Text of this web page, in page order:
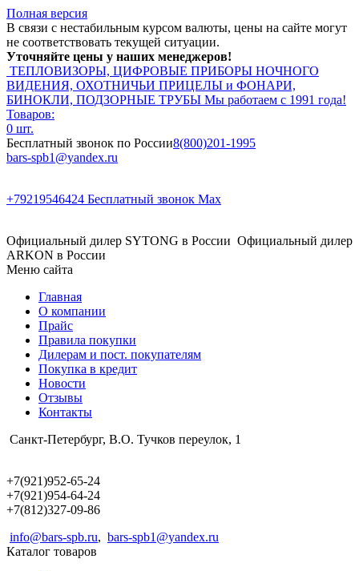
Полная версия
В связи с нестабильным курсом валюты, цены на сайте могут
не соответствовать текущей ситуации.
Уточняйте цены у наших менеджеров!
ТЕПЛОВИЗОРЫ, ЦИФРОВЫЕ ПРИБОРЫ НОЧНОГО
ВИДЕНИЯ, ОХОТНИЧЬИ ПРИЦЕЛЫ и ФОНАРИ,
БИНОКЛИ, ПОДЗОРНЫЕ ТРУБЫ Мы работаем с 1991 года!
Товаров:
0 шт.
Бесплатный звонок по России8(800)201-1995
bars-spb1@yandex.ru
+79219546424 Бесплатный звонок Max
Официальный дилер SYTONG в России Официальный дилер
ARKON в России
Меню сайта
Главная
О компании
Прайс
Правила покупки
Дилерам и пост. покупателям
Покупка в кредит
Новости
Отзывы
Контакты
Санкт-Петербург, В.О. Тучков переулок, 1
+7(921)952-65-24
+7(921)954-64-24
+7(812)327-09-86
info@bars-spb.ru, bars-spb1@yandex.ru
Каталог товаров